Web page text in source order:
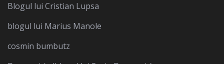
Blogul lui Cristian Lupsa
blogul lui Marius Manole
cosmin bumbutz